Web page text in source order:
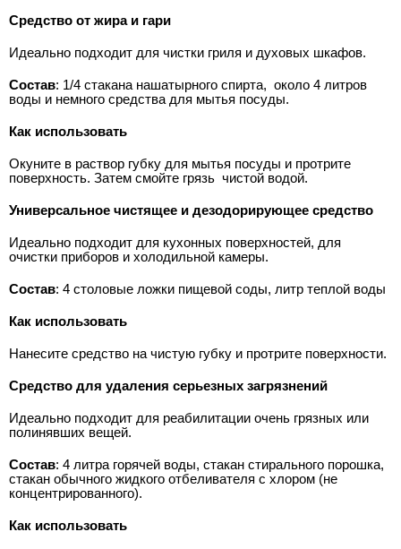
Средство от жира и гари
Идеально подходит для чистки гриля и духовых шкафов.
Состав: 1/4 стакана нашатырного спирта, около 4 литров
воды и немного средства для мытья посуды.
Как использовать
Окуните в раствор губку для мытья посуды и протрите
поверхность. Затем смойте грязь чистой водой.
Универсальное чистящее и дезодорирующее средство
Идеально подходит для кухонных поверхностей, для
очистки приборов и холодильной камеры.
Состав: 4 cтоловые ложки пищевой соды, литр теплой воды
Как использовать
Нанесите средство на чистую губку и протрите поверхности.
Средство для удаления серьезных загрязнений
Идеально подходит для реабилитации очень грязных или
полинявших вещей.
Состав: 4 литра горячей воды, стакан стирального порошка,
стакан обычного жидкого отбеливателя с хлором (не
концентрированного).
Как использовать